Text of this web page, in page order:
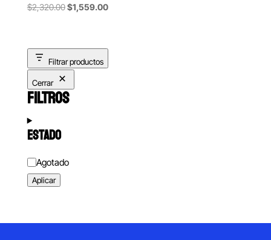
$2,320.00Original
$2,320.00.
$1,559.00Current
$1,559.00.
Filtrar productos
Cerrar
FILTROS
ESTADO
Estado
Agotado
Aplicar